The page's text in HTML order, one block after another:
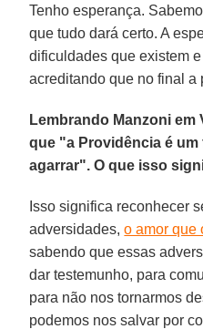
Tenho esperança.
que tudo dará certo. A
dificuldades que existem
acreditando que no final a
Lembrando Manzoni
que "a Providência é
agarrar". O que isso
Isso significa reconhecer
adversidades,o amor que
sabendo que essas
dar testemunho, para
para não nos tornarmos
podemos nos salvar por